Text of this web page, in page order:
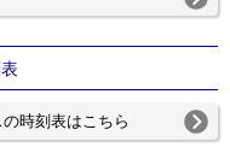
時刻表はこちら